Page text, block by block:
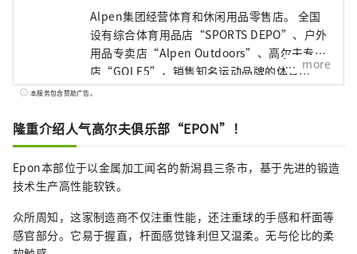
Alpen集团经营体育和休闲用品零售店。 全国
设有综合体育用品店“SPORTS DEPO”、户外
用品专卖店“Alpen Outdoors”、高尔夫专卖
店“GOLF5”，销售知名运动品牌的体育用
品。作为高度时尚的服装和鞋子。我们提供广
的需求。
more
本服务包含赞助广告。
隆重介绍人气高尔夫俱乐部“EPON”！
Epon本部位于以金属加工闻名的新潟县三条市，基于先进的锻造
技术生产高性能软铁。
众所周知，这家制造商不仅注重性能，还注重球的手感和杆面等
感官部分。它易于握直，杆面感觉锋利但又温柔。无与伦比的柔